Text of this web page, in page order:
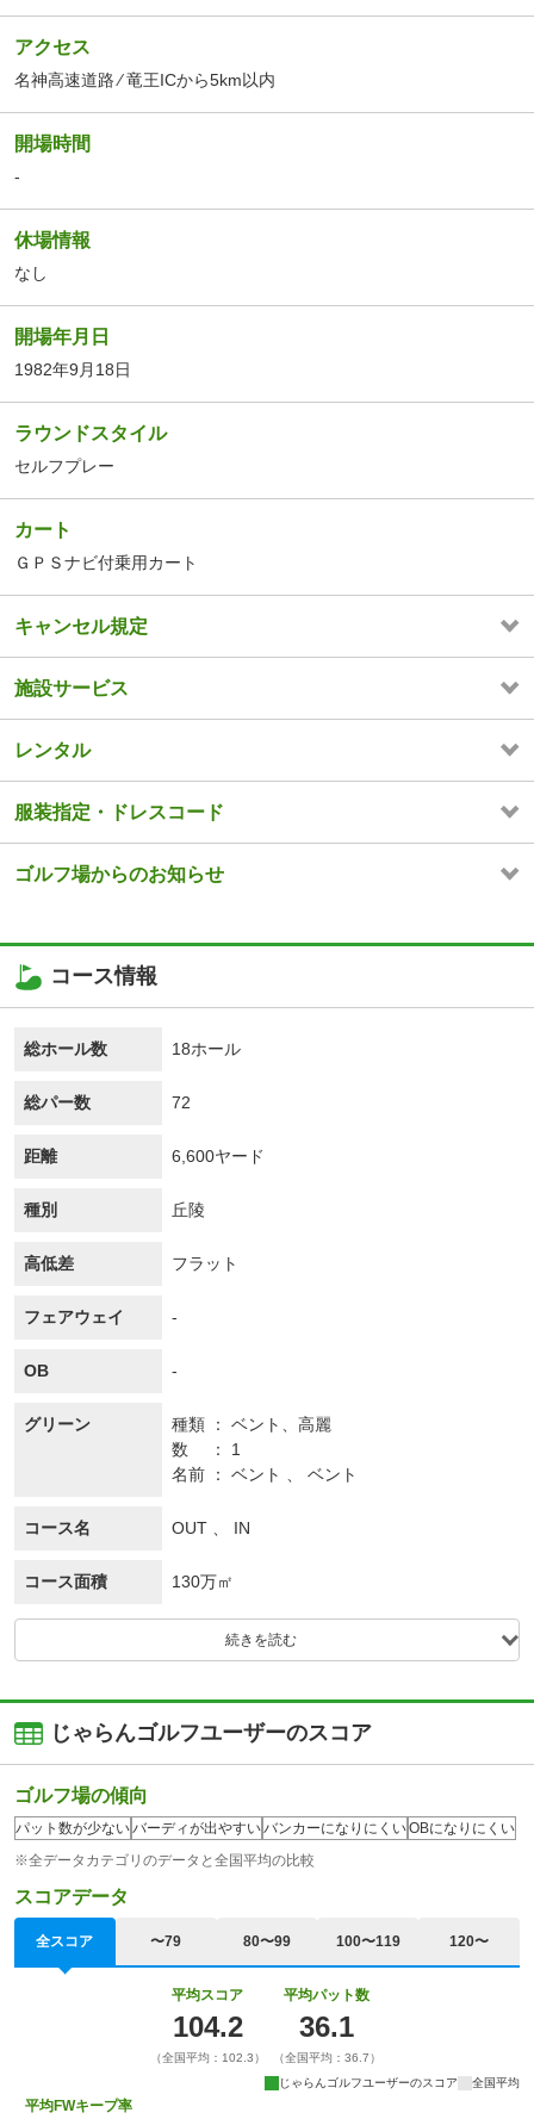
アクセス
名神高速道路 ⁄ 竜王ICから5km以内
開場時間
-
休場情報
なし
開場年月日
1982年9月18日
ラウンドスタイル
セルフプレー
カート
ＧＰＳナビ付乗用カート
キャンセル規定
施設サービス
レンタル
服装指定・ドレスコード
ゴルフ場からのお知らせ
コース情報
総ホール数 18ホール
総パー数 72
距離 6,600ヤード
種別 丘陵
高低差 フラット
フェアウェイ -
OB -
グリーン 種類 ベント、高麗
数
1
名前
ベント 、 ベント
コース名 OUT 、 IN
コース面積 130万㎡
続きを読む
じゃらんゴルフユーザーのスコア
ゴルフ場の傾向
パット数が少ないバーディが出やすいバンカーになりにくいOBになりにくい
※全データカテゴリのデータと全国平均の比較
スコアデータ
全スコア 〜79 80〜99 100〜119 120〜
平均スコア
104.2
（全国平均：102.3）
平均パット数
36.1
（全国平均：36.7）
じゃらんゴルフユーザーのスコア
全国平均
平均FWキープ率